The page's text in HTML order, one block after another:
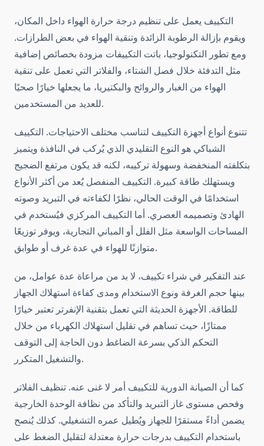
التكييف يعمل على تنظيم درجة حرارة الهواء داخل المكان،
ويقوم بإزالة الرطوبة الزائدة وتنقية الهواء في بعض الطرازات.
ومع تطور التكنولوجيا، باتت التكييفات مزودة بخصائص إضافية
مثل التدفئة خلال فصل الشتاء، والفلاتر التي تعمل على تنقية
الهواء من الغبار والروائح والبكتيريا، ما يجعلها خيارًا صحيًا
للعديد من المستخدمين.
تتنوع أنواع أجهزة التكييف لتناسب مختلف الاحتياجات. التكييف
الشباكي هو النوع التقليدي الذي يُركب في النافذة ويتميز
بتكلفته المنخفضة وسهولة تركيبه، لكنه قد يكون مرتفع الضجيج
ويستهلك طاقة كبيرة. التكييف المنفصل يُعد من أكثر الأنواع
استخدامًا في الوقت الحالي، نظرًا لكفاءته في التبريد وصوته
الهادئ وتصميمه العصري. أما التكييف المركزي فيُستخدم في
المساحات الواسعة مثل الفلل أو المباني التجارية، ويوفر توزيعًا
متوازنًا للهواء في عدة غرف أو طوابق.
عند التفكير في شراء تكييف، لا بد من مراعاة عدة عوامل، من
بينها حجم الغرفة ونوع الاستخدام ومدى كفاءة استهلاك الجهاز
للطاقة. الأجهزة الحديثة التي تعمل بتقنية الإنفرتر تعتبر خيارًا
ممتازًا، حيث تساهم في تقليل استهلاك الكهرباء من خلال
التحكم الذكي بسرعة الضاغط دون الحاجة إلى التوقف
والتشغيل المتكرر.
كما أن الصيانة الدورية للتكييف أمر لا غنى عنه. تنظيف الفلاتر
وفحص مستوى غاز التبريد والتأكد من نظافة الوحدة الخارجية
يضمن أداءً مستقرًا للجهاز ويُطيل عمره التشغيلي. كذلك يُنصح
باستخدام التكييف بدرجات حرارة معتدلة لتقليل الضغط على